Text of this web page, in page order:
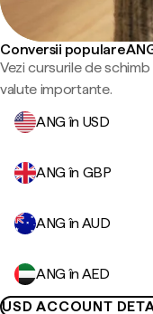
Conversii populare
Vezi cursurile de
valute importante.
ANG în USD
ANG în GBP
ANG în AUD
ANG în AED
USD ACCOUNT